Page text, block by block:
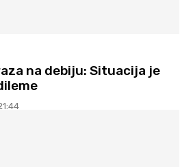
na debiju: Situacija je